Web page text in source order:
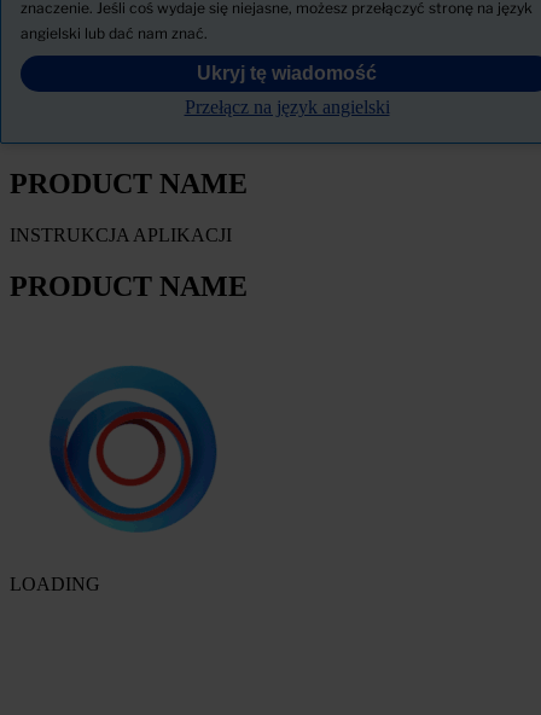
znaczenie. Jeśli coś wydaje się niejasne, możesz przełączyć stronę na język
angielski lub dać nam znać.
Ukryj tę wiadomość
Przełącz na język angielski
PRODUCT NAME
FILTRY
PRODUCT NAME
INSTRUKCJA APLIKACJI
PRODUCT NAME
LOADING